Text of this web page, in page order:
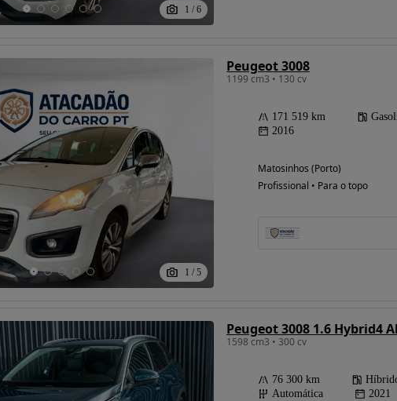
1 / 6
1 / 5
Peugeot 3008
1199 cm3 • 130 cv
171 519 km
2016
Matosinhos (Porto)
Profissional • Para o topo
1598 cm3 • 300 cv
76 300 km
Automática
2021